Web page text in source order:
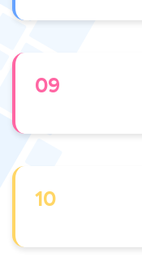
09
10